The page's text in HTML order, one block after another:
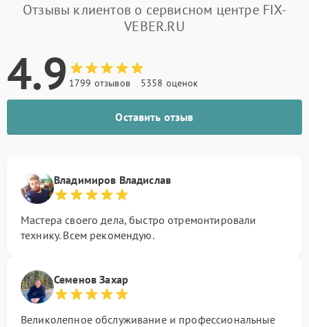
Отзывы клиентов о сервисном центре FIX-
VEBER.RU
4.9 1799 отзывов 5358 оценок
Оставить отзыв
Владимиров Владислав
Мастера своего дела, быстро отремонтировали
технику. Всем рекомендую.
Семенов Захар
Великолепное обслуживание и профессиональные